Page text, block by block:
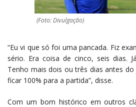
(Foto: Divulgação)
“Eu vi que só foi uma pancada. Fiz
sério. Era coisa de cinco, seis dias.
Tenho mais dois ou três dias antes
ficar 100% para a partida”, disse.
Com um bom histórico em outros